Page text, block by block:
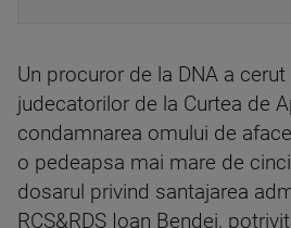
Un procuror de la DNA a
judecatorilor de la Curtea de
condamnarea omului de
o pedeapsa mai mare de
dosarul privind santajarea
RCS&RDS Ioan Bendei,